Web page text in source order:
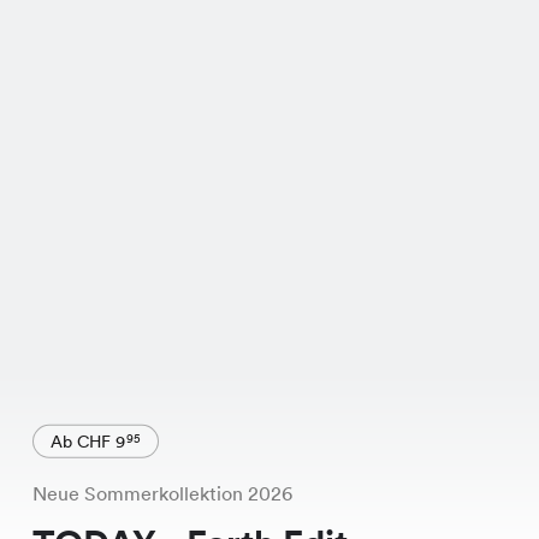
Ab CHF 995
Neue Sommerkollektion 2026